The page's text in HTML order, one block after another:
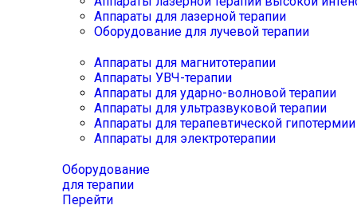
Аппараты для лазерной терапии
Оборудование для лучевой терапии
Аппараты для магнитотерапии
Аппараты УВЧ-терапии
Аппараты для ударно-волновой терапии
Аппараты для ультразвуковой терапии
Аппараты для терапевтической
Аппараты для электротерапии
Оборудование
для терапии
Перейти